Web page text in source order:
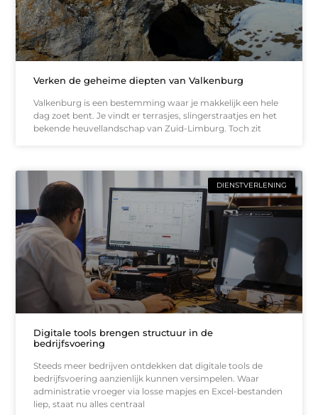
Verken de geheime diepten van Valkenburg
Valkenburg is een bestemming waar je makkelijk een hele
dag zoet bent. Je vindt er terrasjes, slingerstraatjes en het
bekende heuvellandschap van Zuid-Limburg. Toch zit
DIENSTVERLENING
Digitale tools brengen structuur in de
bedrijfsvoering
Steeds meer bedrijven ontdekken dat digitale tools de
bedrijfsvoering aanzienlijk kunnen versimpelen. Waar
administratie vroeger via losse mapjes en Excel-bestanden
liep, staat nu alles centraal